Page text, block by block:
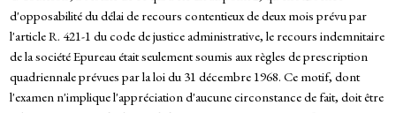
d'opposabilité du délai de recours contentieux de deux mois prévu par
l'article R. 421-1 du code de justice administrative, le recours indemnitaire
de la société Epureau était seulement soumis aux règles de prescription
quadriennale prévues par la loi du 31 décembre 1968. Ce motif, dont
l'examen n'implique l'appréciation d'aucune circonstance de fait, doit être